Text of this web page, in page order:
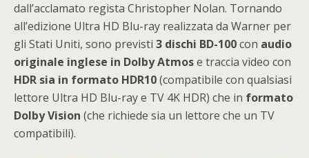
dall’acclamato regista Christopher Nolan. Tornando
all’edizione Ultra HD Blu-ray realizzata da Warner per
gli Stati Uniti, sono previsti 3 dischi BD-100con audio
originale inglese in Dolby Atmose traccia video con
HDR sia in formato HDR10(compatibile con qualsiasi
lettore Ultra HD Blu-ray e TV 4K HDR) che in formato
Dolby Vision (che richiede sia un lettore che un TV
compatibili).